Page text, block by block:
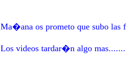
Ma�ana os prometo que subo las
Los videos tardar�n algo